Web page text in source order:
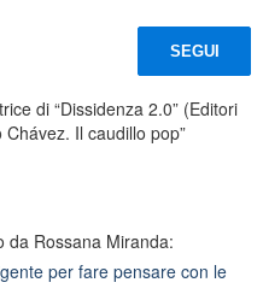
SEGUI
di “Dissidenza 2.0” (Editori
Il caudillo pop”
da Rossana Miranda:
per fare pensare con le